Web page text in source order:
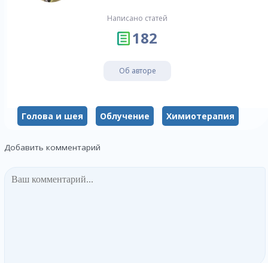
Написано статей
182
Об авторе
Голова и шея Облучение Химиотерапия
Добавить комментарий